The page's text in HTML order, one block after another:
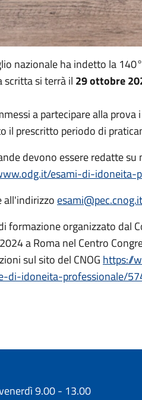
nazionale ha indetto la
scritta si terrà il 29 ottobre
a partecipare alla
il prescritto periodo di
devono essere redatte
esami-di-
all'indirizzo esami@pec.cnog.it
formazione organizzato dal
a Roma nel Centro
sul sito del CNOG https://
di-idoneita-professionale/
9.00 - 13.00